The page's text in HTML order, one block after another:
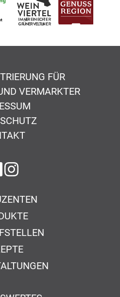
FÜR
VERMARKTER
auf Facebook
auf Instagram